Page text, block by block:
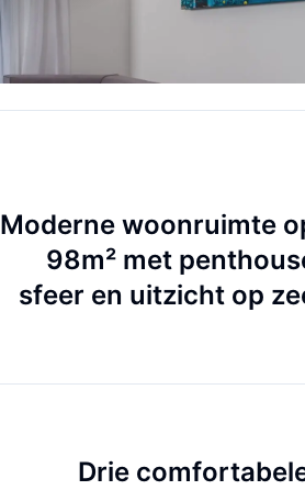
Moderne woonruimte
98m² met
sfeer en uitzicht op
Drie